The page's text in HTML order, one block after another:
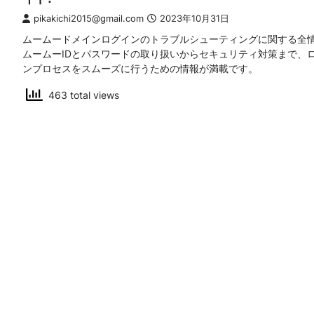
pikakichi2015@gmail.com 2023年10月31日
ムームードメインログインのトラブルシューティングに関する全情
ムームーIDとパスワードの取り扱いからセキュリティ対策まで、
ンプロセスをスムーズに行うための情報が満載です。
463 total views